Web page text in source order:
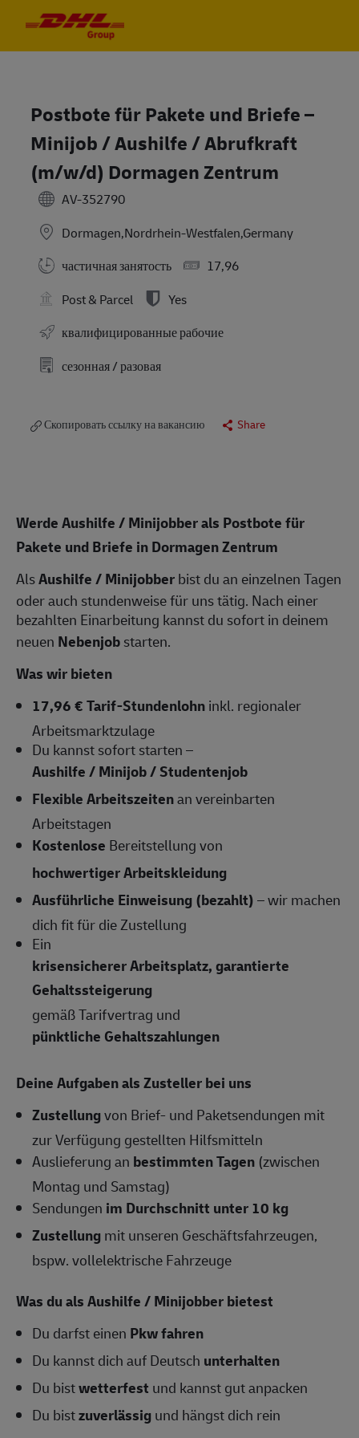
Postbote für Pakete und Briefe –
Minijob / Aushilfe / Abrufkraft
(m/w/d) Dormagen Zentrum
AV-352790
Dormagen,Nordrhein-Westfalen,Germany
частичная занятость
17,96
Post & Parcel
Yes
квалифицированные рабочие
сезонная / разовая
Скопировать ссылку на вакансию Share
Werde Aushilfe / Minijobber als Postbote für
Pakete und Briefe in Dormagen Zentrum
AlsAushilfe / Minijobberbist du an einzelnen Tagen
oder auch stundenweise für uns tätig. Nach einer
bezahlten Einarbeitung kannst du sofort in deinem
neuen Nebenjobstarten.
Was wir bieten
17,96 € Tarif-Stundenlohninkl. regionaler
Arbeitsmarktzulage
Du kannst sofort starten –
Aushilfe / Minijob / Studentenjob
Flexible Arbeitszeitenan vereinbarten
Arbeitstagen
Kostenlose Bereitstellung von
hochwertiger Arbeitskleidung
Ausführliche Einweisung (bezahlt)– wir machen
dich fit für die Zustellung
Ein
krisensicherer Arbeitsplatz, garantierte
Gehaltssteigerung
gemäß Tarifvertrag und
pünktliche Gehaltszahlungen
Deine Aufgaben als Zusteller bei uns
Zustellungvon Brief- und Paketsendungen mit
zur Verfügung gestellten Hilfsmitteln
Auslieferung an bestimmten Tagen (zwischen
Montag und Samstag)
Sendungen im Durchschnitt unter 10 kg
Zustellungmit unseren Geschäftsfahrzeugen,
bspw. vollelektrische Fahrzeuge
Was du als Aushilfe / Minijobber bietest
Du darfst einen Pkw fahren
Du kannst dich auf Deutsch unterhalten
Du bistwetterfest und kannst gut anpacken
Du bistzuverlässigund hängst dich rein